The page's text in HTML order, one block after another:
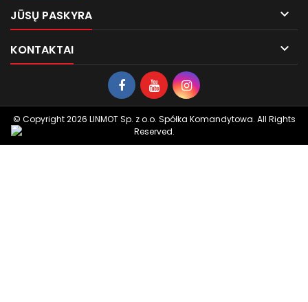
JŪSŲ PASKYRA 
KONTAKTAI 
© Copyright 2026 LINMOT Sp. z o.o. Spółka Komandytowa. All Rights
Reserved.